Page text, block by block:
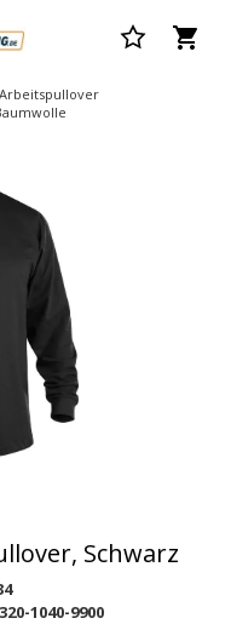
Arbeitspullover
Schwarz
1040-9900